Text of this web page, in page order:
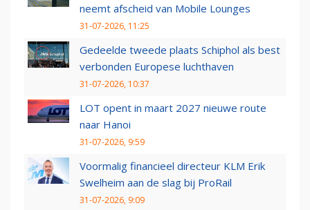
neemt afscheid van Mobile Lounges
31-07-2026, 11:25
Gedeelde tweede plaats Schiphol als best
verbonden Europese luchthaven
31-07-2026, 10:37
LOT opent in maart 2027 nieuwe route
naar Hanoi
31-07-2026, 9:59
Voormalig financieel directeur KLM Erik
Swelheim aan de slag bij ProRail
31-07-2026, 9:09